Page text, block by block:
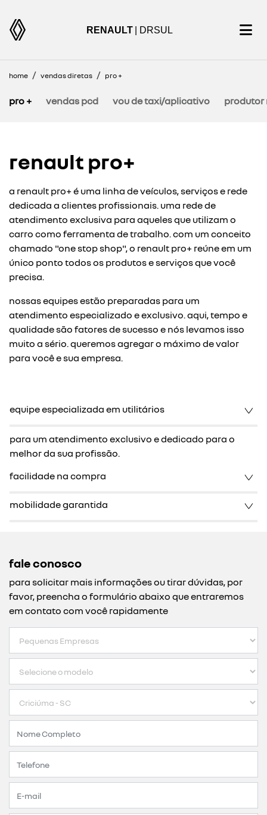
RENAULT | DRSUL
home vendas diretas pro +
pro + vendas pcd vou de taxi/aplicativo produtor
renault pro+
a renault pro+ é uma linha de veículos, serviços e rede
dedicada a clientes profissionais. uma rede de
atendimento exclusiva para aqueles que utilizam o
carro como ferramenta de trabalho. com um conceito
chamado "one stop shop", o renault pro+ reúne em um
único ponto todos os produtos e serviços que você
precisa.
nossas equipes estão preparadas para um
atendimento especializado e exclusivo. aqui, tempo e
qualidade são fatores de sucesso e nós levamos isso
muito a sério. queremos agregar o máximo de valor
para você e sua empresa.
equipe especializada em utilitários
para um atendimento exclusivo e dedicado para o
melhor da sua profissão.
facilidade na compra
mobilidade garantida
fale conosco
para solicitar mais informações ou tirar dúvidas, por
favor, preencha o formulário abaixo que entraremos
em contato com você rapidamente